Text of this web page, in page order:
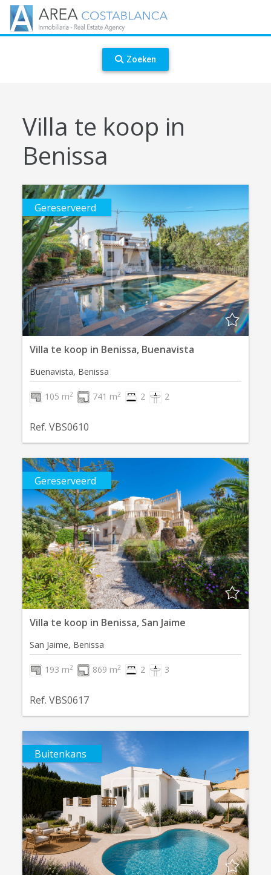
Zoeken
Villa te koop in
Benissa
Gereserveerd
Villa te koop in Benissa, Buenavista
Buenavista, Benissa
105 m2 741 m2 2 2
Ref. VBS0610
Gereserveerd
Villa te koop in Benissa, San Jaime
San Jaime, Benissa
193 m2 869 m2 2 3
Ref. VBS0617
Buitenkans